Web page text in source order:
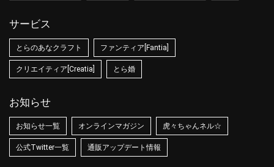
サービス
とらのあなクラフト ファンティア[Fantia]
クリエイティア[Creatia] とら婚
お知らせ
お知らせ一覧 オンラインマガジン 虎々ちゃんネル☆
公式Twitter一覧 通販アップデート情報